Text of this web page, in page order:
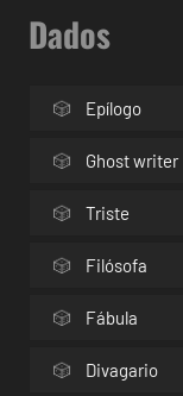
Dados
Epílogo
Ghost writer
Triste
Filósofa
Fábula
Divagario